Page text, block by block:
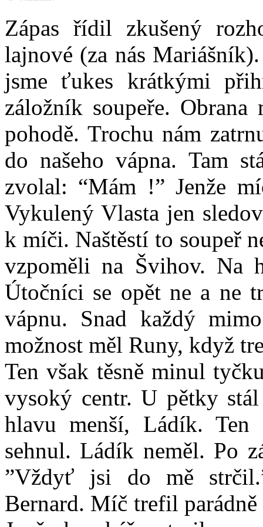
Zápas řídil zkušený
lajnové (za nás
jsme ťukes krátkými
záložník soupeře.
pohodě. Trochu nám
do našeho vápna. Tam
zvolal: “Mám !” Jenže
Vykulený Vlasta jen
k míči. Naštěstí to soupeř
vzpoměli na Švihov. Na
Útočníci se opět ne a ne
vápnu. Snad každý
možnost měl Runy, když
Ten však těsně minul
vysoký centr. U pětky
hlavu menší, Ládík.
sehnul. Ládík neměl. Po
”Vždyť jsi do mě
Bernard. Míč trefil